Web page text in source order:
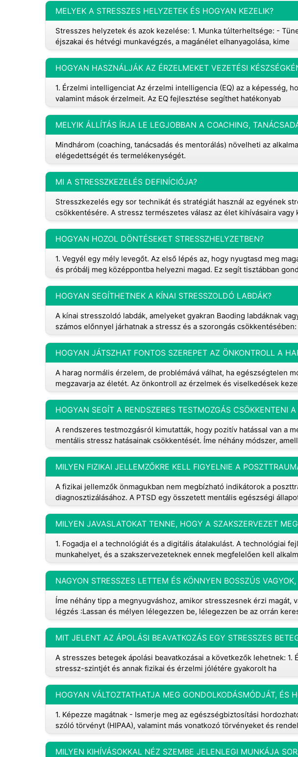
MELYEK A STRESSZES HELYZETEK ÉS HOGYAN KEZELIK?
Stresszes helyzetek és azok kezelése: 1. Munka túlterheltsége: -
éjszakai és hétvégi munkavégzés, a magánélet elhanyagolása, kime
HOGYAN HASZNÁLJÁK AZ ÉRZELMEKET VEZETÉSI
1. Érzelmi intelligenciat Az érzelmi intelligencia (EQ) az a képesség,
valamint mások érzelmeit. Az EQ fejlesztése segíthet hatékonyab
Mindhárom (coaching, tanácsadás és mentorálás) növelheti az
elégedettségét és termelékenységét.
MI A STRESSZKEZELÉS DEFINÍCIÓJA?
Stresszkezelés egy sor technikát és stratégiát használ az egyének
csökkentésére. A stressz természetes válasz az élet kihívásaira vagy
HOGYAN HOZOL DÖNTÉSEKET STRESSZHELYZETBEN?
1. Vegyél egy mély levegőt. Az első lépés az, hogy nyugtasd meg
és próbálj meg középpontba helyezni magad. Ez segít tisztábban
HOGYAN SEGÍTHETNEK A KÍNAI STRESSZOLDÓ LABDÁK?
A kínai stresszoldó labdák, amelyeket gyakran Baoding labdáknak
számos előnnyel járhatnak a stressz és a szorongás csökkentésében:
HOGYAN JÁTSZHAT FONTOS SZEREPET AZ ÖNKONTROLL A
A harag normális érzelem, de problémává válhat, ha egészségtelen
megzavarja az életét. Az önkontroll az érzelmek és viselkedések
HOGYAN SEGÍT A RENDSZERES TESTMOZGÁS CSÖKKENTENI
A rendszeres testmozgásról kimutatták, hogy pozitív hatással van a
mentális stressz hatásainak csökkentését. Íme néhány módszer,
A fizikai jellemzők önmagukban nem megbízható indikátorok a
diagnosztizálásához. A PTSD egy összetett mentális egészségi
1. Fogadja el a technológiát és a digitális átalakulást. A technológiai
munkahelyet, és a szakszervezeteknek ennek megfelelően kell alkalm
Íme néhány tipp a megnyugváshoz, amikor stresszesnek érzi magát,
légzés :Lassan és mélyen lélegezzen be, lélegezzen be az orrán
MIT JELENT AZ ÁPOLÁSI BEAVATKOZÁS EGY STRESSZES
A stresszes betegek ápolási beavatkozásai a következők lehetnek: 1.
stressz-szintjét és annak fizikai és érzelmi jólétére gyakorolt ​​ha
1. Képezze magátnak - Ismerje meg az egészségbiztosítási
szóló törvényt (HIPAA), valamint más vonatkozó törvényeket és
MILYEN KIHÍVÁSOKKAL NÉZ SZEMBE JELENLEGI MUNKÁJA